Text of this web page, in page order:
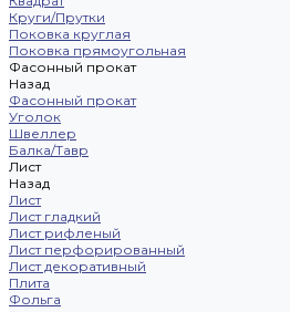
Круги/Прутки
Поковка круглая
Поковка прямоугольная
Фасонный прокат
Назад
Фасонный прокат
Уголок
Швеллер
Балка/Тавр
Лист
Назад
Лист
Лист гладкий
Лист рифленый
Лист перфорированный
Лист декоративный
Плита
Фольга